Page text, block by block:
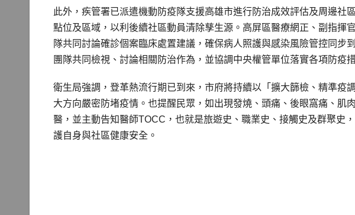
此外，疾管署已派遣機動防疫隊支援高雄市進行防治成效評估及周邊社
點位及區域，以利後續社區動員清除孳生源。高屏區醫療網正、副指揮
隊共同討論確診個案臨床處置建議，確保病人照護與感染風險管控同步
團隊共同檢視、討論相關防治作為，並協調中央權管單位落實各項防疫
衛生局強調，登革熱流行期已到來，市府將持續以「擴大篩檢、精準疫
大方向嚴密防堵疫情。也提醒民眾，如出現發燒、頭痛、後眼窩痛、肌
醫，並主動告知醫師TOCC，也就是旅遊史、職業史、接觸史及群聚史
護自身與社區健康安全。